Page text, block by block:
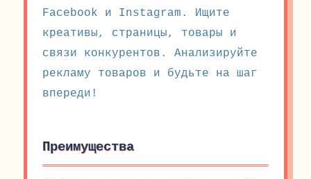
Facebook и Instagram. Ищите
креативы, страницы, товары и
связи конкурентов. Анализируйте
рекламу товаров и будьте на шаг
впереди!
Преимущества